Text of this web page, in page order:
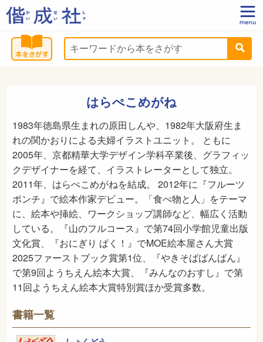
はらぺこめがね
1983年徳島県生まれの原田しんや、1982年大阪府生ま
れの関かおりによる夫婦イラストユニット。 ともに
2005年、京都精華大学デザイン学科卒業後、グラフィッ
クデザイナーを経て、イラストレーターとして独立。
2011年、はらぺこめがねを結成。 2012年に『フルーツ
ポンチ』で絵本作家デビュー。「食べ物と人」をテーマ
に、絵本や挿絵、ワークショップ講師など、幅広く活動
している。『山のフルコース』で第74回小学館児童出版
文化賞、『おにぎり ぱく！』でMOE絵本屋さん大賞
2025ファーストブック賞第1位、『やきそばばんばん』
で第9回ようちえん絵本大賞、『みんなのおすし』で第
11回ようちえん絵本大賞特別賞ほか受賞多数。
書籍一覧